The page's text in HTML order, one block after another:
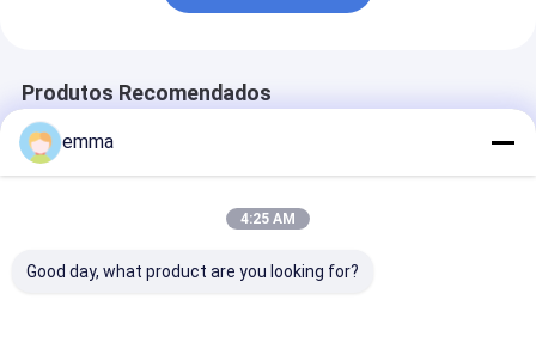
Produtos Recomendados
emma
4:25 AM
Good day, what product are you looking for?